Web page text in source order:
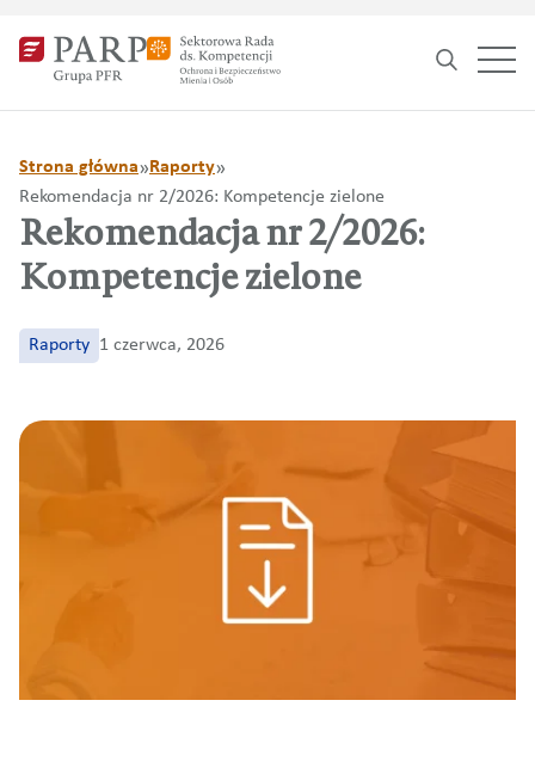
Strona główna»Raporty»
Rekomendacja nr 2/2026: Kompetencje zielone
Rekomendacja nr 2/2026:
Kompetencje zielone
Raporty 1 czerwca, 2026